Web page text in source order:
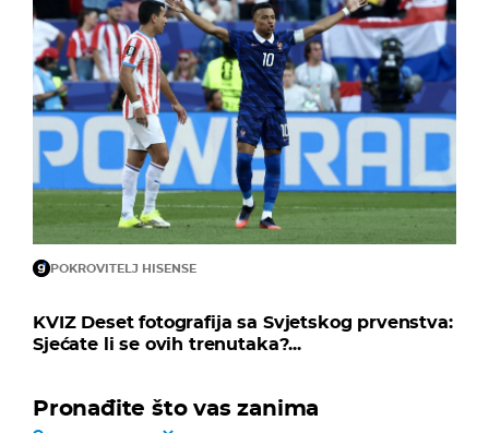
POKROVITELJ HISENSE
KVIZ Deset fotografija sa Svjetskog prvenstva:
Sjećate li se ovih trenutaka?...
Pronađite što vas zanima